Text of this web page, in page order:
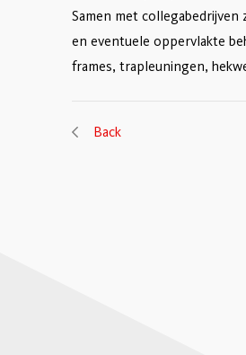
Samen met
en eventuele oppervlakte
frames, trapleuningen,
Back